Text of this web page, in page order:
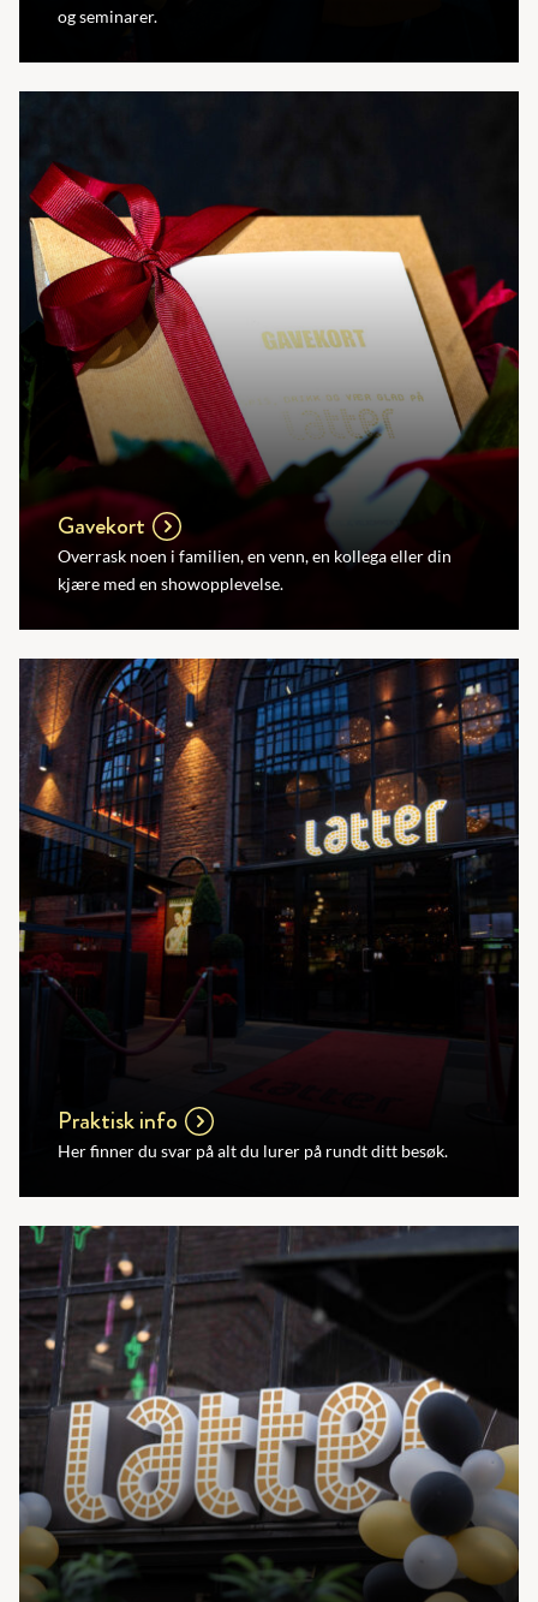
og seminarer.
Gavekort
Overrask noen i familien, en venn, en kollega eller din
kjære med en showopplevelse.
Praktisk info
Her finner du svar på alt du lurer på rundt ditt besøk.